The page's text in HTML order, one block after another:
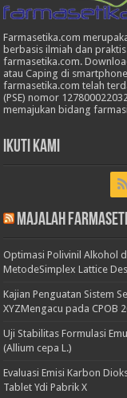
Farmasetika.com
berbasis ilmiah dan
farmasetika.com.
atau Caping di
farmasetika.com telah
(PSE) nomor
memajukan bidang
Ikuti Kami
Majalah
Optimasi Polivinil Alkohol
MetodeSimplex Lattice
Kajian Penguatan Sistem
XYZMengacu pada CPOB
Uji Stabilitas Formulasi
(Allium cepa L.)
Evaluasi Emisi Karbon
Tablet Ydi Pabrik X